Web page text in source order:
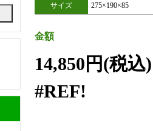
サイズ 275×190×85
金額
14,850円(税込)
#REF!